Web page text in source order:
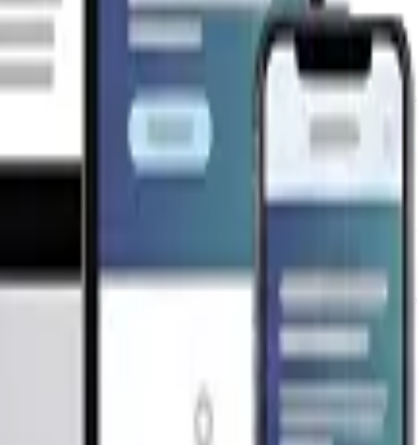
en materiales y rapidez de entrega. Nuestras
básica inicial para tu hogar.
un armado mas completo de la casa, estos incluyen
acabadas, solo elige el modelo que quieres y